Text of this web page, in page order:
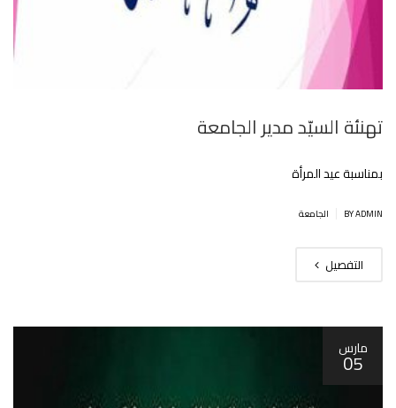
تهنئة السيّد مدير الجامعة
بمناسبة عيد المرأة
BY ADMIN الجامعة
التفصيل
مارس
05